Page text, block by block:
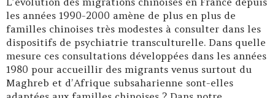
les années 1990-2000 amène de plus en plus de
familles chinoises très modestes à consulter dans les
dispositifs de psychiatrie transculturelle. Dans quelle
mesure ces consultations développées dans les années
1980 pour accueillir des migrants venus surtout du
Maghreb et d’Afrique subsaharienne sont-elles